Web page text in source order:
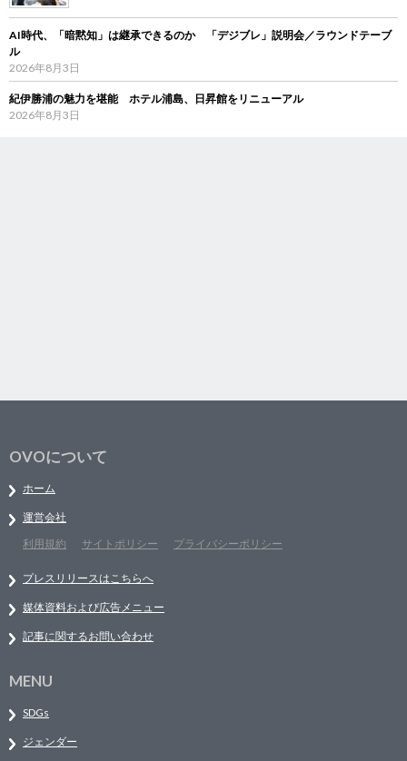
AI時代、「暗黙知」は継承できるのか 「デジブレ」説明会／ラウンドテーブ
ル
2026年8月3日
紀伊勝浦の魅力を堪能 ホテル浦島、日昇館をリニューアル
2026年8月3日
OVOについて
ホーム
運営会社
利用規約
サイトポリシー プライバシーポリシー
プレスリリースはこちらへ
媒体資料および広告メニュー
記事に関するお問い合わせ
MENU
SDGs
ジェンダー